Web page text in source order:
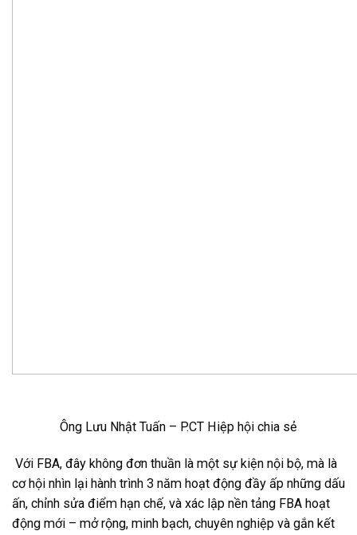
Ông Lưu Nhật Tuấn – P.CT Hiệp hội chia sẻ
Với FBA, đây không đơn thuần là một sự kiện nội bộ, mà là
cơ hội nhìn lại hành trình 3 năm hoạt động đầy ấp những dấu
ấn, chỉnh sửa điểm hạn chế, và xác lập nền tảng FBA hoạt
động mới – mở rộng, minh bạch, chuyên nghiệp và gắn kết